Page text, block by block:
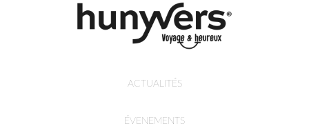
ACTUALITÉS
ÉVENEMENTS